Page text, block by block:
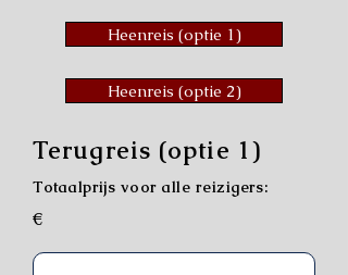
Heenreis (optie 1)
Heenreis (optie 2)
Terugreis (optie 1)
Totaalprijs voor alle reizigers:
€